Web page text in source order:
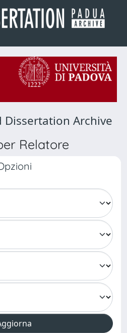
Dissertation Archive
Relatore